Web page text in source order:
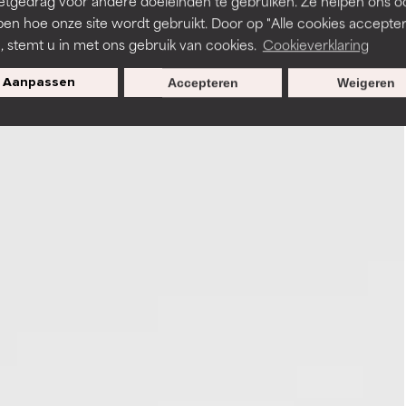
hoe onze site wordt gebruikt. Door op "Alle cookies
stemt u in met ons gebruik van cookies. Cookieverklaring
Aanpassen Weigeren
Accepteren